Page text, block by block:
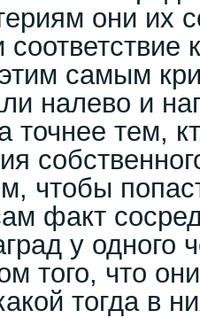
они их
самым
налево и
тем,
чтобы
факт
у одного
того, что
тогда в